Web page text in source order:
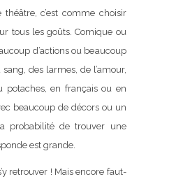
c’est comme choisir
tous les goûts. Comique ou
d’actions ou beaucoup
des larmes, de l’amour,
potaches, en français ou en
beaucoup de décors ou un
probabilité de trouver une
est grande.
retrouver ! Mais encore faut-